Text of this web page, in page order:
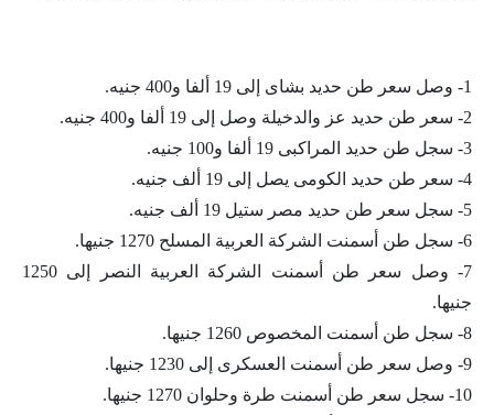
1- وصل سعر طن حديد بشاى إلى 19 ألفا و400 جنيه.
2- سعر طن حديد عز والدخيلة وصل إلى 19 ألفا و400 جنيه.
3- سجل طن حديد المراكبى 19 ألفا و100 جنيه.
4- سعر طن حديد الكومى يصل إلى 19 ألف جنيه.
5- سجل سعر طن حديد مصر ستيل 19 ألف جنيه.
6- سجل طن أسمنت الشركة العربية المسلح 1270 جنيها.
7- وصل سعر طن أسمنت الشركة العربية النصر إلى 1250
جنيها.
8- سجل طن أسمنت المخصوص 1260 جنيها.
9- وصل سعر طن أسمنت العسكرى إلى 1230 جنيها.
10- سجل سعر طن أسمنت طرة وحلوان 1270 جنيها.